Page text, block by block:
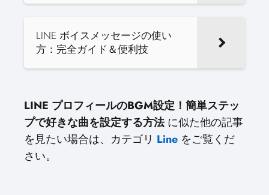
LINE ボイスメッセージの使い
方：完全ガイド＆便利技
LINE プロフィールのBGM設定！簡単ステッ
プで好きな曲を設定する方法に似た他の記事
を見たい場合は、カテゴリ Line をご覧くだ
さい。